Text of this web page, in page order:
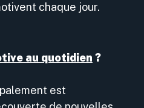
chaque jour.
au quotidien ?
est